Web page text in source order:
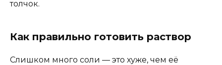
толчок.
Как правильно готовить раствор
Слишком много соли — это хуже, чем её